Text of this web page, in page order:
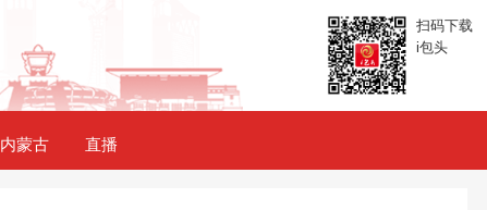
扫码下载
i包头
内蒙古 直播